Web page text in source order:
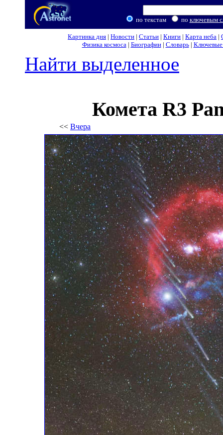
по текстам по ключевым
Картинка дня | Новости | Статьи | Книги | Карта неба |
Физика космоса| Биографии| Словарь| Ключевые
Найти выделенное
Комета R3
<< Вчера